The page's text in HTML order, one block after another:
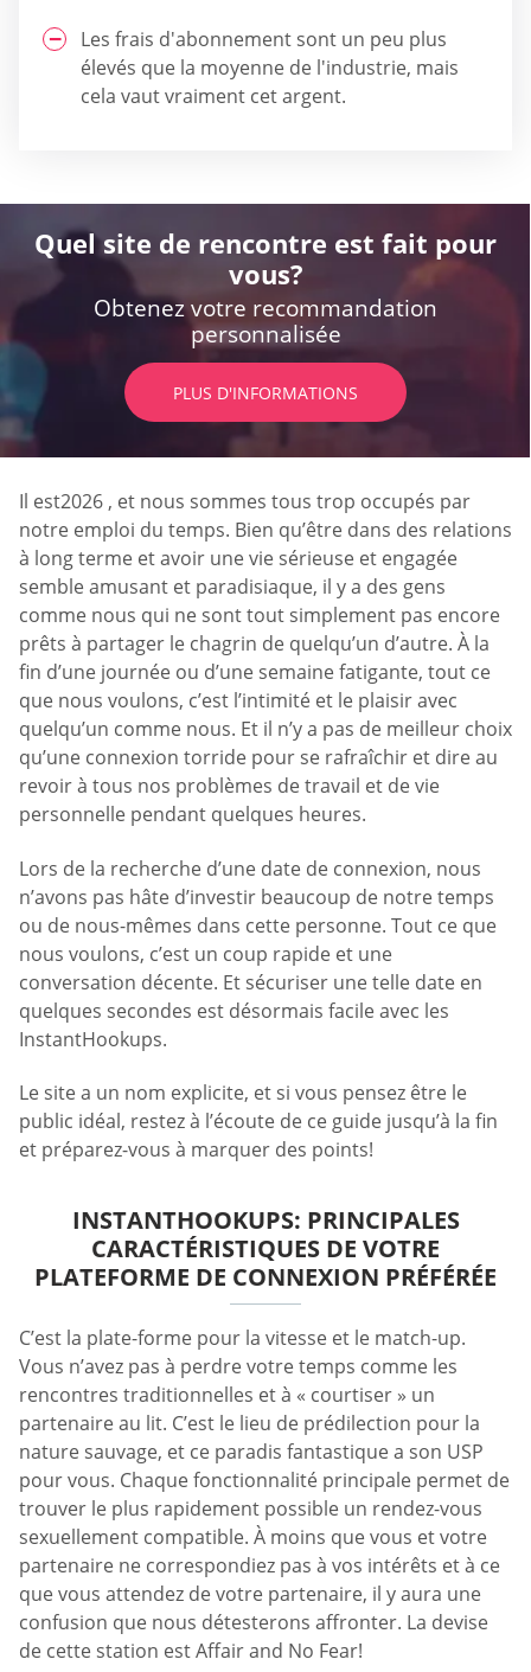
Les frais d'abonnement sont un peu plus
élevés que la moyenne de l'industrie, mais
cela vaut vraiment cet argent.
Quel site de rencontre est fait pour
vous?
Obtenez votre recommandation
personnalisée
PLUS D'INFORMATIONS
Il est2026 , et nous sommes tous trop occupés par
notre emploi du temps. Bien qu’être dans des relations
à long terme et avoir une vie sérieuse et engagée
semble amusant et paradisiaque, il y a des gens
comme nous qui ne sont tout simplement pas encore
prêts à partager le chagrin de quelqu’un d’autre. À la
fin d’une journée ou d’une semaine fatigante, tout ce
que nous voulons, c’est l’intimité et le plaisir avec
quelqu’un comme nous. Et il n’y a pas de meilleur choix
qu’une connexion torride pour se rafraîchir et dire au
revoir à tous nos problèmes de travail et de vie
personnelle pendant quelques heures.
Lors de la recherche d’une date de connexion, nous
n’avons pas hâte d’investir beaucoup de notre temps
ou de nous-mêmes dans cette personne. Tout ce que
nous voulons, c’est un coup rapide et une
conversation décente. Et sécuriser une telle date en
quelques secondes est désormais facile avec les
InstantHookups.
Le site a un nom explicite, et si vous pensez être le
public idéal, restez à l’écoute de ce guide jusqu’à la fin
et préparez-vous à marquer des points!
INSTANTHOOKUPS: PRINCIPALES
CARACTÉRISTIQUES DE VOTRE
PLATEFORME DE CONNEXION PRÉFÉRÉE
C’est la plate-forme pour la vitesse et le match-up.
Vous n’avez pas à perdre votre temps comme les
rencontres traditionnelles et à « courtiser » un
partenaire au lit. C’est le lieu de prédilection pour la
nature sauvage, et ce paradis fantastique a son USP
pour vous. Chaque fonctionnalité principale permet de
trouver le plus rapidement possible un rendez-vous
sexuellement compatible. À moins que vous et votre
partenaire ne correspondiez pas à vos intérêts et à ce
que vous attendez de votre partenaire, il y aura une
confusion que nous détesterons affronter. La devise
de cette station est Affair and No Fear!